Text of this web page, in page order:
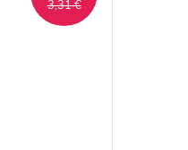
3,31 €